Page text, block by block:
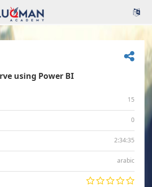
using Power BI
15
0
2:34:35
arabic